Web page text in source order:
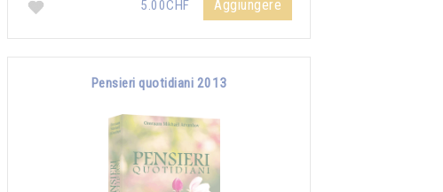
5.00CHF
Aggiungere
Pensieri quotidiani 2013